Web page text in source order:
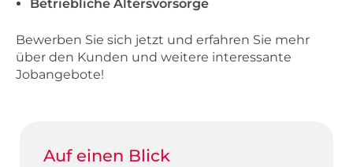
Betriebliche Altersvorsorge
Bewerben Sie sich jetzt und erfahren Sie mehr
über den Kunden und weitere interessante
Jobangebote!
Auf einen Blick